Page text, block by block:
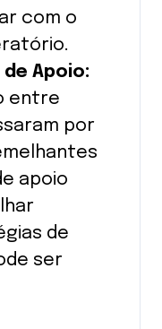
com o
Apoio:
entre
por
apoio
de
ser